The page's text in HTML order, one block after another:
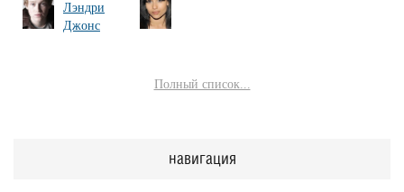
Лэндри
Джонс
Полный список...
навигация